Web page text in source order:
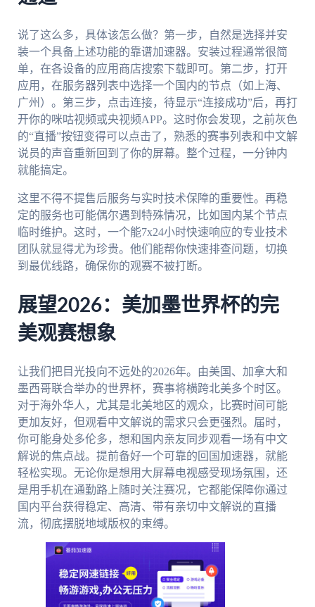
说了这么多，具体该怎么做？第一步，自然是选择并安
装一个具备上述功能的靠谱加速器。安装过程通常很简
单，在各设备的应用商店搜索下载即可。第二步，打开
应用，在服务器列表中选择一个国内的节点（如上海、
广州）。第三步，点击连接，待显示“连接成功”后，再打
开你的咪咕视频或央视频APP。这时你会发现，之前灰色
的“直播”按钮变得可以点击了，熟悉的赛事列表和中文解
说员的声音重新回到了你的屏幕。整个过程，一分钟内
就能搞定。
这里不得不提售后服务与实时技术保障的重要性。再稳
定的服务也可能偶尔遇到特殊情况，比如国内某个节点
临时维护。这时，一个能7x24小时快速响应的专业技术
团队就显得尤为珍贵。他们能帮你快速排查问题，切换
到最优线路，确保你的观赛不被打断。
展望2026：美加墨世界杯的完
美观赛想象
让我们把目光投向不远处的2026年。由美国、加拿大和
墨西哥联合举办的世界杯，赛事将横跨北美多个时区。
对于海外华人，尤其是北美地区的观众，比赛时间可能
更加友好，但观看中文解说的需求只会更强烈。届时，
你可能身处多伦多，想和国内亲友同步观看一场有中文
解说的焦点战。提前备好一个可靠的回国加速器，就能
轻松实现。无论你是想用大屏幕电视感受现场氛围，还
是用手机在通勤路上随时关注赛况，它都能保障你通过
国内平台获得稳定、高清、带有亲切中文解说的直播
流，彻底摆脱地域版权的束缚。